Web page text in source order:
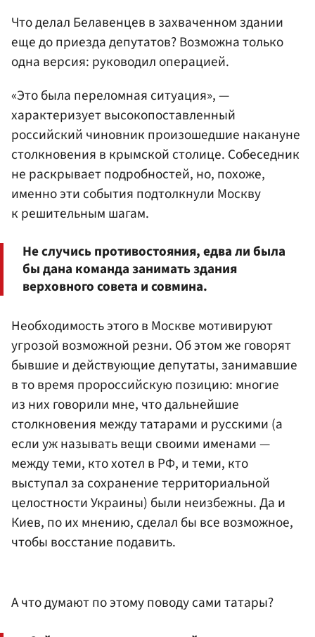
Что делал Белавенцев в захваченном здании
еще до приезда депутатов? Возможна только
одна версия: руководил операцией.
«Это была переломная ситуация», —
характеризует высокопоставленный
российский чиновник произошедшие накануне
столкновения в крымской столице. Собеседник
не раскрывает подробностей, но, похоже,
именно эти события подтолкнули Москву
к решительным шагам.
Не случись противостояния, едва ли была
бы дана команда занимать здания
верховного совета и совмина.
Необходимость этого в Москве мотивируют
угрозой возможной резни. Об этом же говорят
бывшие и действующие депутаты, занимавшие
в то время пророссийскую позицию: многие
из них говорили мне, что дальнейшие
столкновения между татарами и русскими (а
если уж называть вещи своими именами —
между теми, кто хотел в РФ, и теми, кто
выступал за сохранение территориальной
целостности Украины) были неизбежны. Да и
Киев, по их мнению, сделал бы все возможное,
чтобы восстание подавить.
А что думают по этому поводу сами татары?